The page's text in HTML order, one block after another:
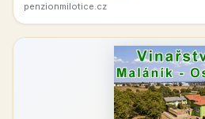
penzionmilotice.cz